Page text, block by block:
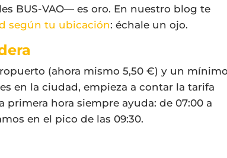
BUS-VAO— es oro. En nuestro blog te
según tu ubicación: échale un ojo.
(ahora mismo 5,50 €) y un
en la ciudad, empieza a contar la tarifa
primera hora siempre ayuda: de 07:00 a
en el pico de las 09:30.